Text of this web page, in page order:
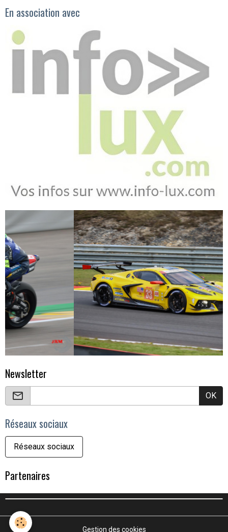
En association avec
Newsletter
OK
Réseaux sociaux
Réseaux sociaux
Partenaires
Gestion des cookies